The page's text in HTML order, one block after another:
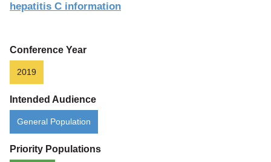
me?
hepatitis C information
Conference Year
2019
Intended Audience
General Population
Priority Populations